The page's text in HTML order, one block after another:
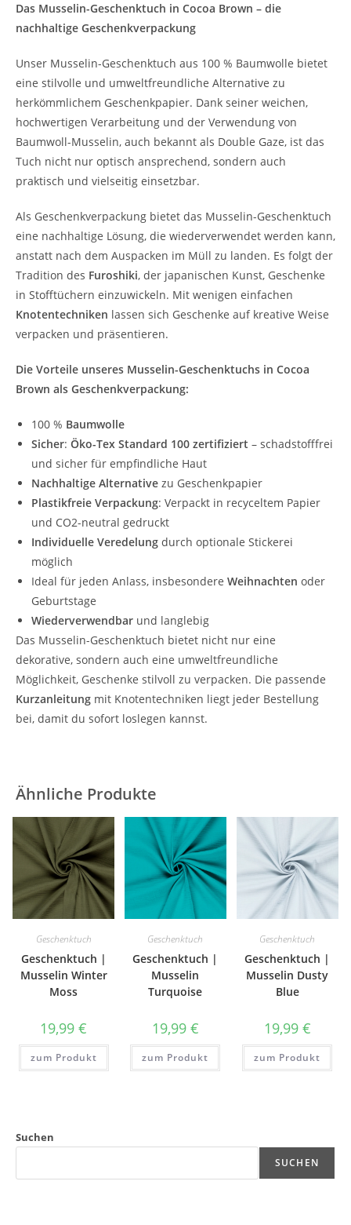
Das Musselin-Geschenktuch in Cocoa Brown – die
nachhaltige Geschenkverpackung
Unser Musselin-Geschenktuch aus 100 % Baumwolle bietet
eine stilvolle und umweltfreundliche Alternative zu
herkömmlichem Geschenkpapier. Dank seiner weichen,
hochwertigen Verarbeitung und der Verwendung von
Baumwoll-Musselin, auch bekannt als Double Gaze, ist das
Tuch nicht nur optisch ansprechend, sondern auch
praktisch und vielseitig einsetzbar.
Als Geschenkverpackung bietet das Musselin-Geschenktuch
eine nachhaltige Lösung, die wiederverwendet werden kann,
anstatt nach dem Auspacken im Müll zu landen. Es folgt der
Tradition des Furoshiki, der japanischen Kunst, Geschenke
in Stofftüchern einzuwickeln. Mit wenigen einfachen
Knotentechniken lassen sich Geschenke auf kreative Weise
verpacken und präsentieren.
Die Vorteile unseres Musselin-Geschenktuchs in Cocoa
Brown als Geschenkverpackung:
100 % Baumwolle
Sicher: Öko-Tex Standard 100 zertifiziert – schadstofffrei
und sicher für empfindliche Haut
Nachhaltige Alternative zu Geschenkpapier
Plastikfreie Verpackung: Verpackt in recyceltem Papier
und CO2-neutral gedruckt
Individuelle Veredelung durch optionale Stickerei
möglich
Ideal für jeden Anlass, insbesondere Weihnachten oder
Geburtstage
Wiederverwendbar und langlebig
Das Musselin-Geschenktuch bietet nicht nur eine
dekorative, sondern auch eine umweltfreundliche
Möglichkeit, Geschenke stilvoll zu verpacken. Die passende
Kurzanleitung mit Knotentechniken liegt jeder Bestellung
bei, damit du sofort loslegen kannst.
Ähnliche Produkte
Geschenktuch
Geschenktuch |
Musselin Winter
Moss
19,99€
zum Produkt
Geschenktuch
Geschenktuch |
Musselin
Turquoise
19,99 €
zum Produkt
Geschenktuch
Geschenktuch |
Musselin Dusty
Blue
19,99 €
zum Produkt
Suchen
SUCHEN